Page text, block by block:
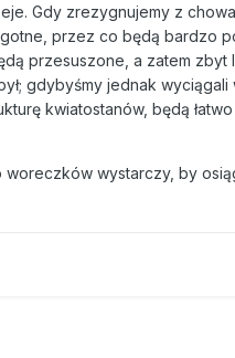
Gdy zrezygnujemy z
przez co będą bardzo
przesuszone, a zatem zbyt
gdybyśmy jednak wyciągali
kwiatostanów, będą
wystarczy, by